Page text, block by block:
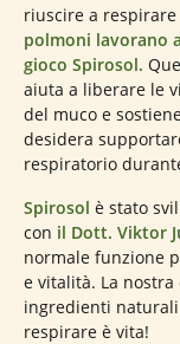
riuscire a
polmoni lavorano
gioco Spirosol.
aiuta a liberare le
del muco e
desidera
respiratorio
Spirosol è stato
con il Dott. Viktor
normale funzione
e vitalità. La
ingredienti
respirare è vita!